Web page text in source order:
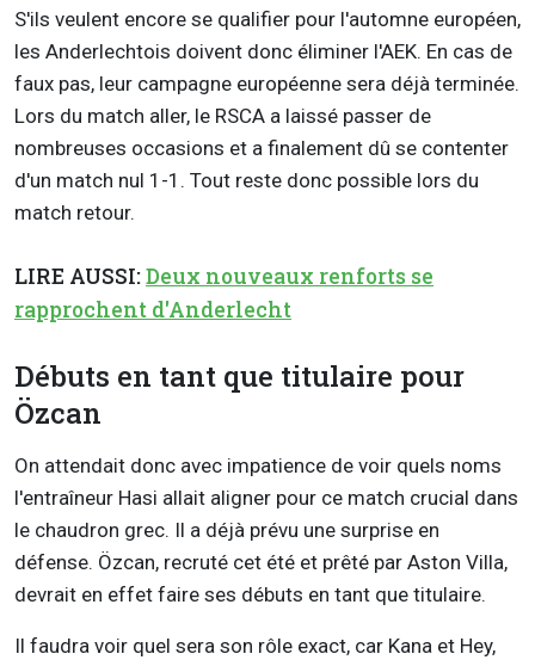
S'ils veulent encore se qualifier pour l'automne européen,
les Anderlechtois doivent donc éliminer l'AEK. En cas de
faux pas, leur campagne européenne sera déjà terminée.
Lors du match aller, le RSCA a laissé passer de
nombreuses occasions et a finalement dû se contenter
d'un match nul 1-1. Tout reste donc possible lors du
match retour.
LIRE AUSSI:Deux nouveaux renforts se
rapprochent d'Anderlecht
Débuts en tant que titulaire pour
Özcan
On attendait donc avec impatience de voir quels noms
l'entraîneur Hasi allait aligner pour ce match crucial dans
le chaudron grec. Il a déjà prévu une surprise en
défense. Özcan, recruté cet été et prêté par Aston Villa,
devrait en effet faire ses débuts en tant que titulaire.
Il faudra voir quel sera son rôle exact, car Kana et Hey,